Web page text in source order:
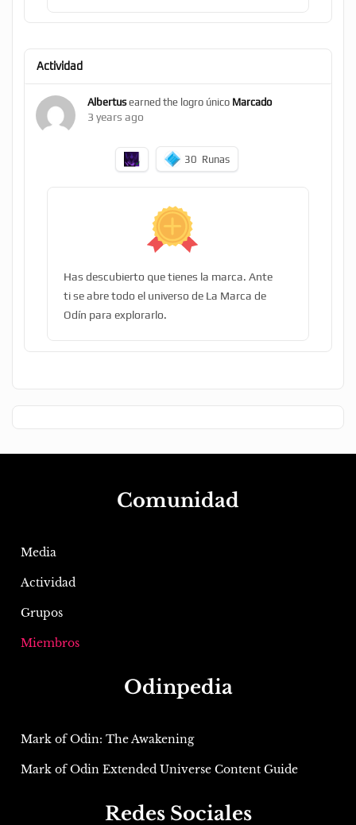
Actividad
Albertusearned the logro único Marcado
3 years ago
30 Runas
Has descubierto que tienes la marca. Ante
ti se abre todo el universo de La Marca de
Odín para explorarlo.
Comunidad
Media
Actividad
Grupos
Miembros
Odinpedia
Mark of Odin: The Awakening
Mark of Odin Extended Universe Content Guide
Redes Sociales